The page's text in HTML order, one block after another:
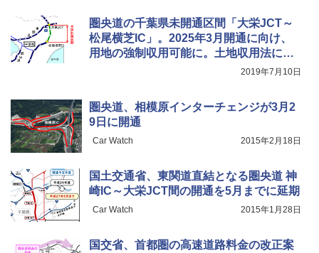
圏央道の千葉県未開通区間「大栄JCT～
松尾横芝IC」。2025年3月開通に向け、
用地の強制収用可能に。土地収用法に基
2019年7月10日
圏央道、相模原インターチェンジが3月2
9日に開通
Car Watch 2015年2月18日
国土交通省、東関道直結となる圏央道 神
崎IC～大栄JCT間の開通を5月までに延期
Car Watch 2015年1月28日
国交省、首都圏の高速道路料金の改正案